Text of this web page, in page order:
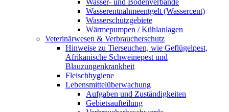
Wasser- und Bodenverbände
Wasserentnahmeentgelt (Wassercent)
Wasserschutzgebiete
Wärmepumpen / Kühlanlagen
Veterinärwesen & Verbraucherschutz
Hinweise zu Tierseuchen, wie Geflügelpest,
Afrikanische Schweinepest und
Blauzungenkrankheit
Fleischhygiene
Lebensmittelüberwachung
Aufgaben und Zuständigkeiten
Gebietsaufteilung